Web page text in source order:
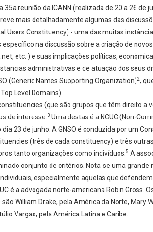
reunião da ICANN (realizada de 20 a 26 de
mais detalhadamente algumas das
Users Constituency) - uma das muitas
específico na discussão sobre a criação de
etc. ) e suas implicações políticas,
administrativas e de atuação dos seus
(Generic Names Supporting Organization)2,
Level Domains).
(que são grupos que têm direito a
de interesse. 3 Uma destas é a NCUC (Non-
23 de junho. A GNSO é conduzida por um
(três de cada constituency) e três
tanto organizações como indivíduos. 5 A
conjunto de critérios. Nota-se uma grande
especialmente aquelas que
é a advogada norte-americana Robin Gross.
William Drake, pela América da Norte, Mary
Vargas, pela América Latina e Caribe.